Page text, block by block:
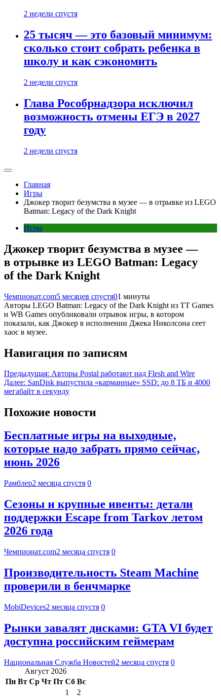
2 недели спустя
25 тысяч — это базовый минимум:
сколько стоит собрать ребенка в
школу и как сэкономить
2 недели спустя
Глава Рособрнадзора исключил
возможность отмены ЕГЭ в 2027
году
2 недели спустя
Главная
Игры
Джокер творит безумства в музее — в отрывке из LEGO
Batman: Legacy of the Dark Knight
Игры
Джокер творит безумства в музее —
в отрывке из LEGO Batman: Legacy
of the Dark Knight
Чемпионат.com5 месяцев спустя01 минуты
Авторы LEGO Batman: Legacy of the Dark Knight из TT Games
и WB Games опубликовали отрывок игры, в котором
показали, как Джокер в исполнении Джека Николсона сеет
хаос в музее.
Навигация по записям
Предыдущая: Авторы Postal работают над Flesh and Wire
Далее: SanDisk выпустила «карманные» SSD: до 8 ТБ и 4000
мегабайт в секунду
Похожие новости
Бесплатные игры на выходные,
которые надо забрать прямо сейчас,
июнь 2026
Рамблер2 месяца спустя 0
Сезоны и крупные ивенты: детали
поддержки Escape from Tarkov летом
2026 года
Чемпионат.com2 месяца спустя 0
Производительность Steam Machine
проверили в бенчмарке
MobiDevices2 месяца спустя 0
Рынки завалят дисками: GTA VI будет
доступна российским геймерам
Национальная Служба Новостей2 месяца спустя 0
Август 2026
Пн Вт Ср Чт Пт Сб Вс
1
2